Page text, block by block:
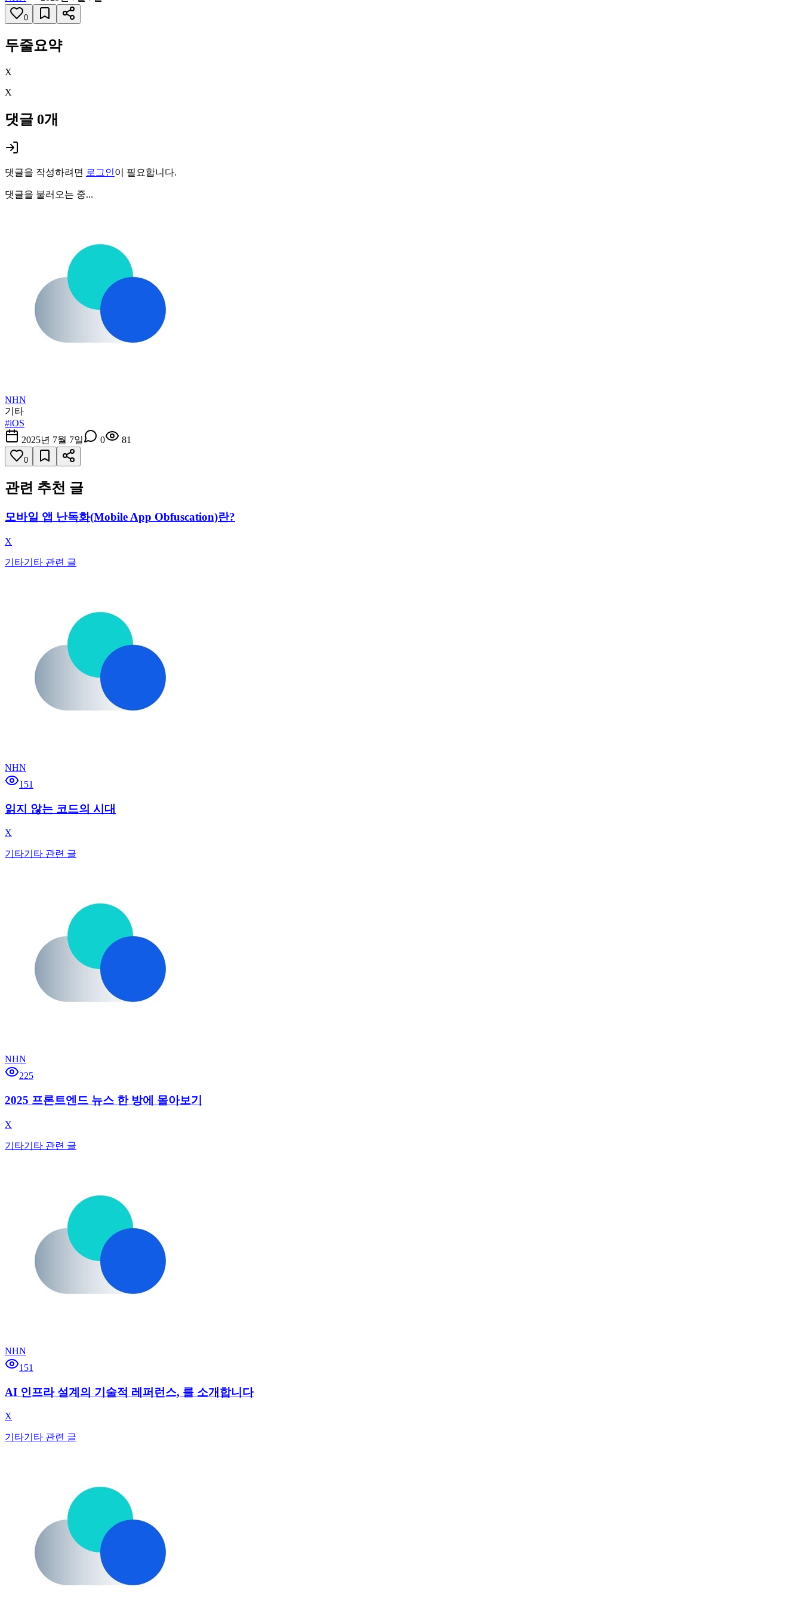
0
두줄요약
X
X
댓글 0개
댓글을 작성하려면 로그인이 필요합니다.
댓글을 불러오는 중...
NHN
기타
#iOS
2025년 7월 7일
0 81
0
관련 추천 글
모바일 앱 난독화(Mobile App Obfuscation)란?
X
기타기타 관련 글
NHN
151
읽지 않는 코드의 시대
X
기타기타 관련 글
NHN
225
2025 프론트엔드 뉴스 한 방에 몰아보기
X
기타기타 관련 글
NHN
151
AI 인프라 설계의 기술적 레퍼런스, 를 소개합니다
X
기타기타 관련 글